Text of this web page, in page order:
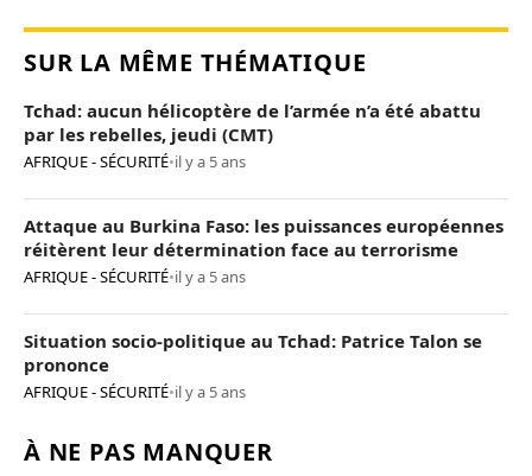
SUR LA MÊME THÉMATIQUE
Tchad: aucun hélicoptère de l’armée n’a été abattu
par les rebelles, jeudi (CMT)
AFRIQUE - SÉCURITÉ•il y a 5 ans
Attaque au Burkina Faso: les puissances européennes
réitèrent leur détermination face au terrorisme
AFRIQUE - SÉCURITÉ•il y a 5 ans
Situation socio-politique au Tchad: Patrice Talon se
prononce
AFRIQUE - SÉCURITÉ•il y a 5 ans
À NE PAS MANQUER